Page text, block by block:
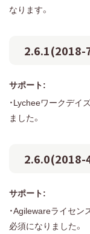
なります。
2.6.1(2018-
サポート:
・Lycheeワークデイ
ました。
2.6.0(2018-
サポート:
・Agilewareライセ
必須になりました。